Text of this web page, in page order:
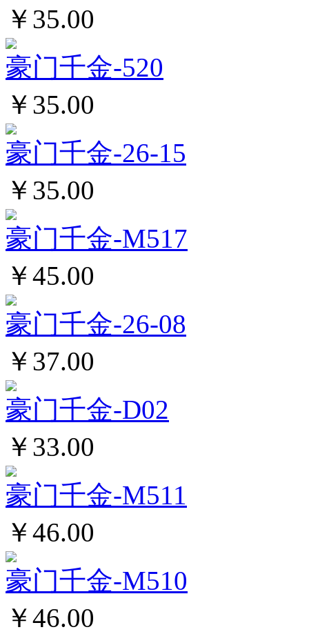
￥35.00
豪门千金-520
￥35.00
豪门千金-26-15
￥35.00
豪门千金-M517
￥45.00
豪门千金-26-08
￥37.00
豪门千金-D02
￥33.00
豪门千金-M511
￥46.00
豪门千金-M510
￥46.00